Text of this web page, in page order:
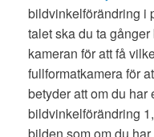
bildvinkelförändring i
talet ska du ta
kameran för att få
fullformatkamera för
betyder att om du har
bildvinkelförändring
bilden som om du